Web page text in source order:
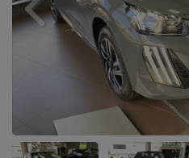
Previous